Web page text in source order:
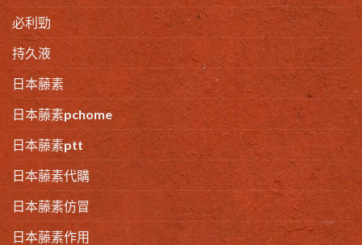
必利勁
持久液
日本藤素
日本藤素pchome
日本藤素ptt
日本藤素代購
日本藤素仿冒
日本藤素作用